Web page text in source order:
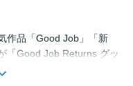
作品「Good Job」「新
「Good Job Returns グッ
はJOURで連載中）より